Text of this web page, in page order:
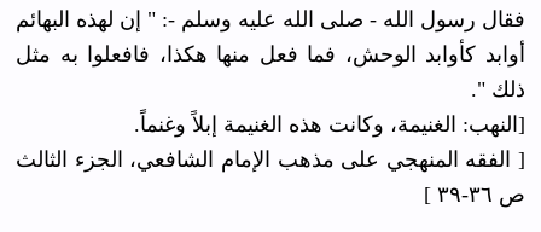
فقال رسول الله - صلى الله عليه وسلم -: " إن لهذه البهائم
أوابد كأوابد الوحش، فما فعل منها هكذا، فافعلوا به مثل
ذلك ".
[النهب: الغنيمة، وكانت هذه الغنيمة إبلاً وغنماً.
[ الفقه المنهجي على مذهب الإمام الشافعي، الجزء الثالث
ص ٣٦-٣٩ ]